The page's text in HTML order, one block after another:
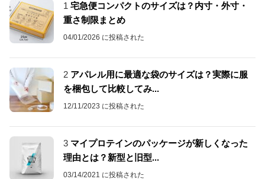
1 宅急便コンパクトのサイズは？内寸・外寸・
重さ制限まとめ
04/01/2026 に投稿された
2 アパレル用に最適な袋のサイズは？実際に服
を梱包して比較してみ...
12/11/2023 に投稿された
3 マイプロテインのパッケージが新しくなった
理由とは？新型と旧型...
03/14/2021 に投稿された